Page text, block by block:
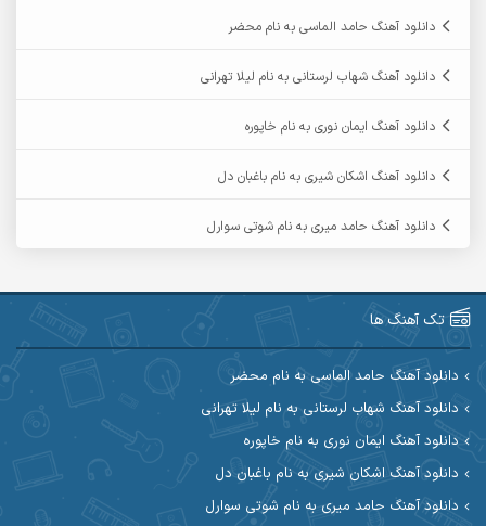
آرین صیادی
آرین مریدی
آوات بوکانی آوات یگانه
آیت احمدنژاد
ابراهیم شمس ابوالحسن جاویدان
دانلود آهنگ حامد الماسی به نام محضر
دانلود آهنگ شهاب لرستانی به نام لیلا تهرانی
دانلود آهنگ ایمان نوری به نام خاپوره
دانلود آهنگ اشکان شیری به نام باغبان دل
دانلود آهنگ حامد میری به نام شوتی سوارل
تک آهنگ ها
دانلود آهنگ حامد الماسی به نام محضر
دانلود آهنگ شهاب لرستانی به نام لیلا تهرانی
دانلود آهنگ ایمان نوری به نام خاپوره
دانلود آهنگ اشکان شیری به نام باغبان دل
دانلود آهنگ حامد میری به نام شوتی سوارل